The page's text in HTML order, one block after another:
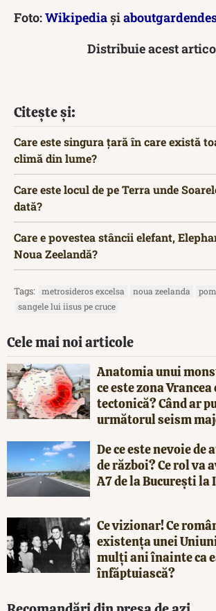
Foto:Wikipediași
Distribuie acest
Citește și:
Care este singura țară în care există
climă din lume?
Care este locul de pe Terra unde
dată?
Care e povestea stâncii elefant,
Noua Zeelandă?
Tags: metrosideros excelsa noua zeelanda
sangele lui iisus pe cruce
Cele mai noi articole
Anatomia unui
ce este zona Vrancea
tectonică? Când ar
următorul seism
De ce este nevoie
de război? Ce rol va
A7 de la București la
Ce vizionar! Ce
existența unei
mulți ani înainte ca
înfăptuiască?